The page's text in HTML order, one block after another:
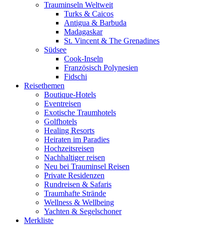
Trauminseln Weltweit
Turks & Caicos
Antigua & Barbuda
Madagaskar
St. Vincent & The Grenadines
Südsee
Cook-Inseln
Französisch Polynesien
Fidschi
Reisethemen
Boutique-Hotels
Eventreisen
Exotische Traumhotels
Golfhotels
Healing Resorts
Heiraten im Paradies
Hochzeitsreisen
Nachhaltiger reisen
Neu bei Trauminsel Reisen
Private Residenzen
Rundreisen & Safaris
Traumhafte Strände
Wellness & Wellbeing
Yachten & Segelschoner
Merkliste